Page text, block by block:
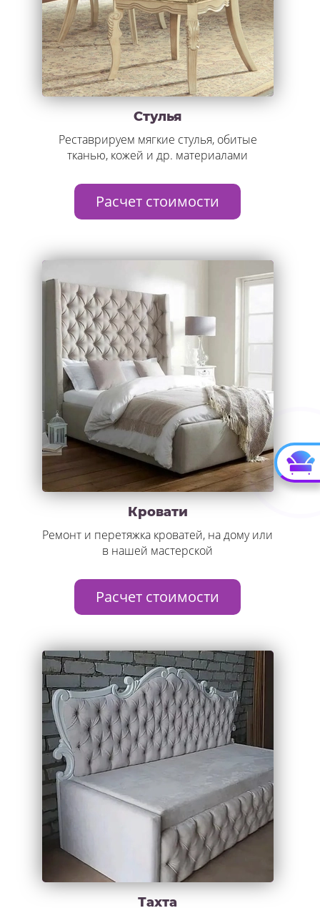
Стулья
Реставрируем мягкие стулья, обитые
тканью, кожей и др. материалами
Расчет стоимости
Кровати
Ремонт и перетяжка кроватей, на дому или
в нашей мастерской
Расчет стоимости
Тахта